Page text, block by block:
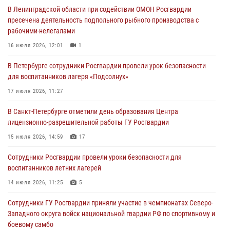
04 августа 2026, 14:05
В Зеленогорске сотрудники Росгвардии, став очевидцами
серьезного ДТП, вызвали на место происшествия спасателей, а
03 августа 2026, 14:15 3 1
Росгвардейцы приняли участие в Большом семейном фестивале
В Ленинградской области сотрудники Росгвардии обнаружили
пропавшего мальчика с нарушением слуха и помогли ему вернуться
03 августа 2026, 11:51
В Санкт-Петербурге при содействии СОБР Росгвардии задержаны
03 августа 2026, 10:15 1
В Ленинградской области при содействии ОМОН Росгвардии
пресечена деятельность подпольного рыбного производства с
рабочими-нелегалами
16 июля 2026, 12:01 1
В Петербурге сотрудники Росгвардии провели урок безопасности
для воспитанников лагеря «Подсолнух»
17 июля 2026, 11:27
В Санкт-Петербурге отметили день образования Центра
лицензионно-разрешительной работы ГУ Росгвардии
15 июля 2026, 14:59 17
Сотрудники Росгвардии провели уроки безопасности для
воспитанников летних лагерей
14 июля 2026, 11:25 5
Сотрудники ГУ Росгвардии приняли участие в чемпионатах Северо-
Западного округа войск национальной гвардии РФ по спортивному и
боевому самбо